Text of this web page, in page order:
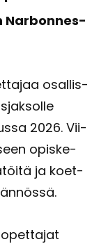
Nar­bon­nes­
osal­lis­
2026. Vii­
opis­ke­
ja koet­
opet­ta­jat